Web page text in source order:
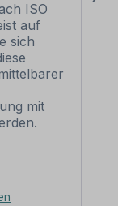
ISO
auf
sich
mit
ASR A